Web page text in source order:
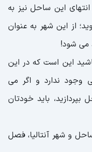
این ساحل نیز به
از این شهر به عنوان
می شود!
این است که در این
وجود ندارد و اگر می
باید خودتان
و شهر آنتالیا، فصل